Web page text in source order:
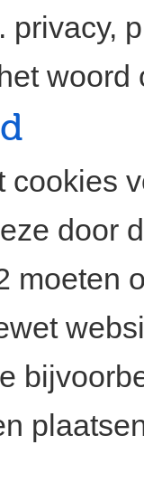
privacy,
woord
cookies
door
moeten